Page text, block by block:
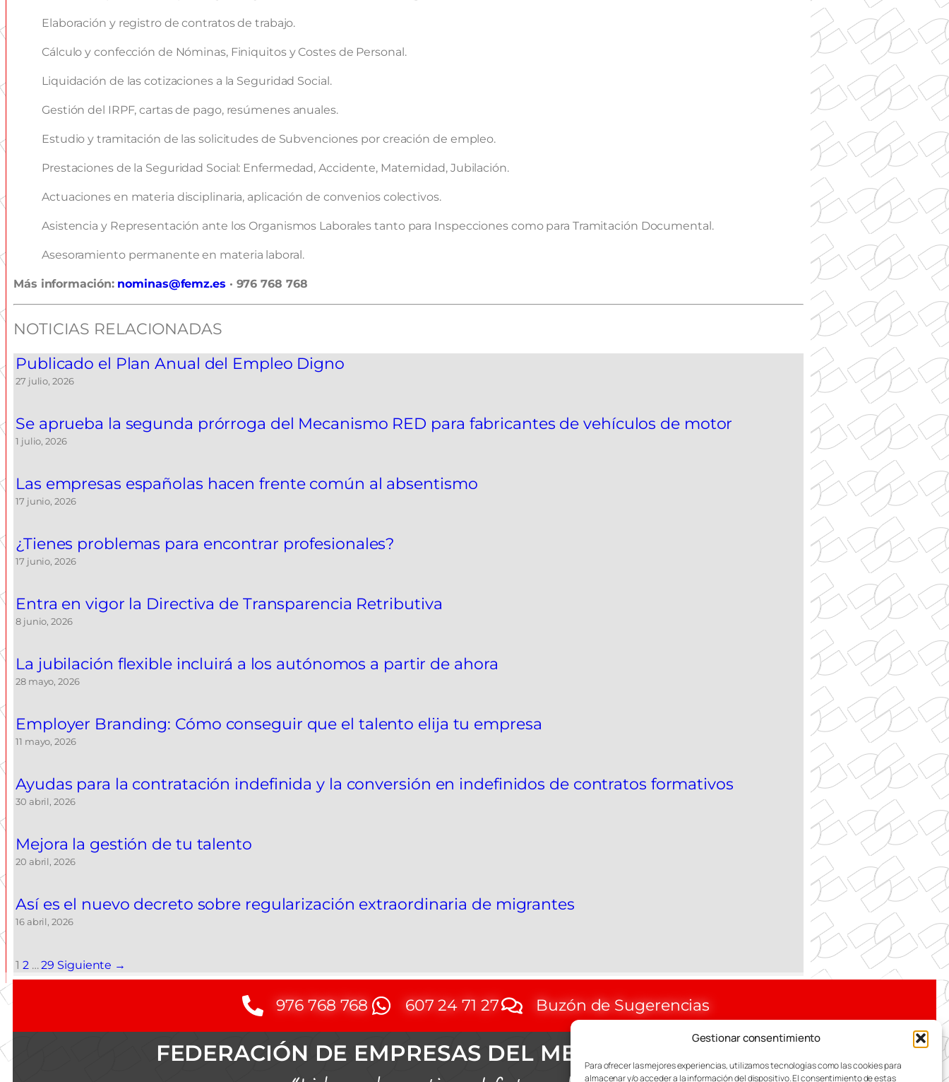
Gestionar consentimiento
Para ofrecer las mejores experiencias, utilizamos tecnologías como las cookies para
almacenar y/o acceder a la información del dispositivo. El consentimiento de estas
Elaboración y registro de contratos de trabajo.
Cálculo y confección de Nóminas, Finiquitos y Costes de Personal.
Liquidación de las cotizaciones a la Seguridad Social.
Gestión del IRPF, cartas de pago, resúmenes anuales.
Estudio y tramitación de las solicitudes de Subvenciones por creación de empleo.
Prestaciones de la Seguridad Social: Enfermedad, Accidente, Maternidad, Jubilación.
Actuaciones en materia disciplinaria, aplicación de convenios colectivos.
Asistencia y Representación ante los Organismos Laborales tanto para Inspecciones como para Tramitación Documental.
Asesoramiento permanente en materia laboral.
Más información: nominas@femz.es · 976 768 768
NOTICIAS RELACIONADAS
Publicado el Plan Anual del Empleo Digno
27 julio, 2026
Se aprueba la segunda prórroga del Mecanismo RED para fabricantes de vehículos de motor
1 julio, 2026
Las empresas españolas hacen frente común al absentismo
17 junio, 2026
¿Tienes problemas para encontrar profesionales?
17 junio, 2026
Entra en vigor la Directiva de Transparencia Retributiva
8 junio, 2026
La jubilación flexible incluirá a los autónomos a partir de ahora
28 mayo, 2026
Employer Branding: Cómo conseguir que el talento elija tu empresa
11 mayo, 2026
Ayudas para la contratación indefinida y la conversión en indefinidos de contratos formativos
30 abril, 2026
Mejora la gestión de tu talento
20 abril, 2026
Así es el nuevo decreto sobre regularización extraordinaria de migrantes
16 abril, 2026
1 2 … 29 Siguiente →
976 768 768 607 24 71 27 Buzón de Sugerencias
FEDERACIÓN DE EMPRESAS DEL METAL DE ZARAGOZA